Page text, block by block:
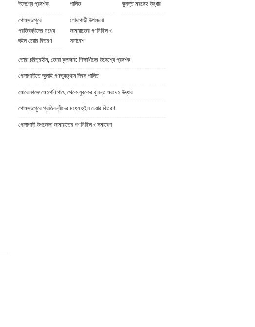
উদেশ্যে প্রদর্শক
পালিত
ঝুলন্ত মরদেহ উদ্ধার
গোমস্তাপুরে
প্রতিবন্ধীদের মধ্যে
হুইল চেয়ার বিতরণ
গোদাগাড়ী উপজেলা
জামায়াতের গণমিছিল ও
সমাবেশ
তোরা চরিত্রহীন, তোরা কুলাঙ্গার: শিক্ষার্থীদের উদেশ্যে প্রদর্শক
গোদাগাড়ীতে জুলাই গণভ্যুত্থান দিবস পালিত
মোরেলগঞ্জে মেহগনি গাছে থেকে যুবকের ঝুলন্ত মরদেহ উদ্ধার
গোমস্তাপুরে প্রতিবন্ধীদের মধ্যে হুইল চেয়ার বিতরণ
গোদাগাড়ী উপজেলা জামায়াতের গণমিছিল ও সমাবেশ